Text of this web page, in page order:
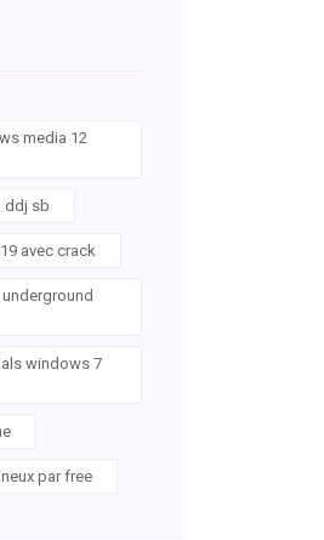
media 12
ddj sb
avec crack
windows 7
par free